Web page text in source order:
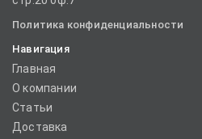
Политика конфиденциальности
Навигация
Главная
О компании
Статьи
Доставка